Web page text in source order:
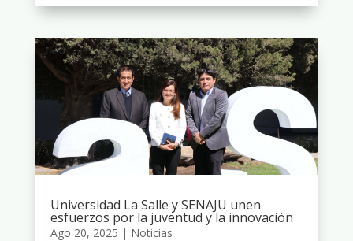
Universidad La Salle y SENAJU unen
esfuerzos por la juventud y la innovación
Ago 20, 2025 | Noticias